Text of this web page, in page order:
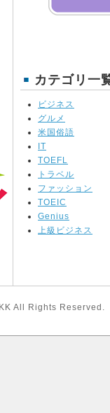
カテゴリ一
ビジネス
グルメ
米国俗語
IT
TOEFL
トラベル
ファッション
TOEIC
Genius
上級ビジネス
All Rights Reserved.